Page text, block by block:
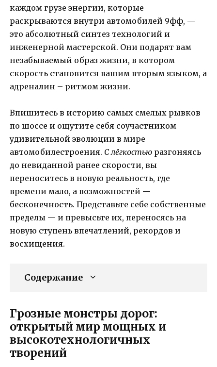
каждом грузе энергии, которые
раскрываются внутри автомобилей 9фф, —
это абсолютный синтез технологий и
инженерной мастерской. Они подарят вам
незабываемый образ жизни, в котором
скорость становится вашим вторым языком, а
адреналин – ритмом жизни.
Впишитесь в историю самых смелых рывков
по шоссе и ощутите себя соучастником
удивительной эволюции в мире
автомобилестроения. С лёгкостью разгоняясь
до невиданной ранее скорости, вы
переноситесь в новую реальность, где
времени мало, а возможностей —
бесконечность. Представьте себе собственные
пределы — и превысьте их, переносясь на
новую ступень впечатлений, рекордов и
восхищения.
Содержание
Грозные монстры дорог:
открытый мир мощных и
высокотехнологичных
творений